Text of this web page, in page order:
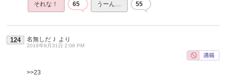
それな！ 65 うーん… 55
124 名無しだＪ より
2016年8月31日 2:08 PM
>>23